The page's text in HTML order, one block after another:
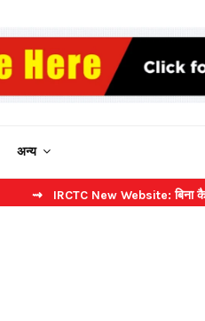
अन्य
New Website: बिना कैप्चा करें